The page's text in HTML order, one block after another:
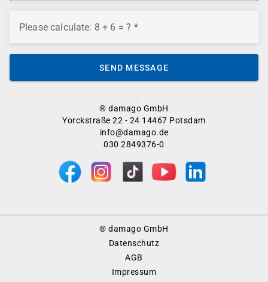
® damago GmbH
Yorckstraße 22 - 24 14467 Potsdam
info@damago.de
030 2849376-0
Please calculate: 8 + 6 = ?
SEND MESSAGE
® damago GmbH
Datenschutz
AGB
Impressum